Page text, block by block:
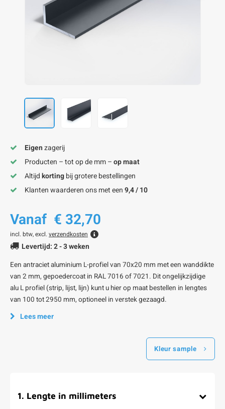
alu kokerprofielen
alu buisprofielen
alu hoeklijnen
alu L-lijnen
alu U-strips
alu platstaf profielen
Eigenzagerij
Producten – tot op de mm –op maat
Altijdkortingbij grotere bestellingen
Klanten waarderen ons met een9,4 / 10
Vanaf € 32,70
incl. btw, excl. verzendkosten
Levertijd: 2 - 3 weken
Een antraciet aluminium L-profiel van 70x20 mm met een wanddikte
van 2 mm, gepoedercoat in RAL 7016 of 7021. Dit ongelijkzijdige
alu L profiel (strip, lijst, lijn) kunt u hier op maat bestellen in lengtes
van 100 tot 2950 mm, optioneel in verstek gezaagd.
Lees meer
Kleur sample
1. Lengte in millimeters